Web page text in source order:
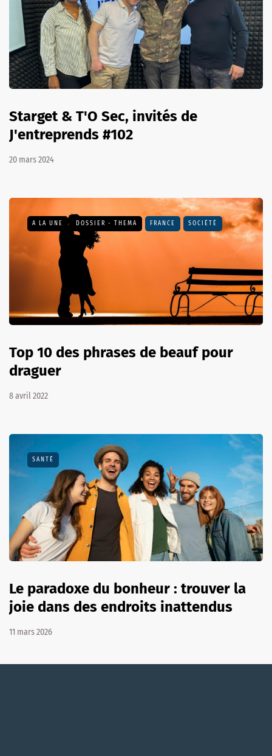
Starget & T'O Sec, invités de
J'entreprends #102
20 mars 2024
A LA UNE DOSSIER - THEMA FRANCE SOCIÉTÉ
Top 10 des phrases de beauf pour
draguer
8 avril 2022
SANTÉ
Le paradoxe du bonheur : trouver la
joie dans des endroits inattendus
11 mars 2026